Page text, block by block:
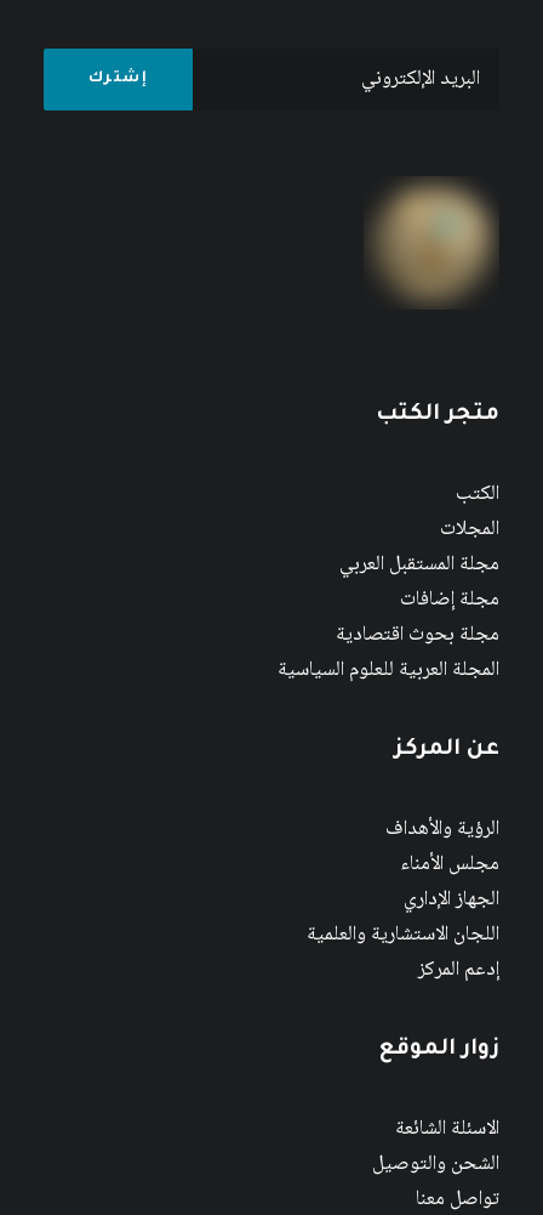
متجر الكتب
الكتب
المجلات
مجلة المستقبل العربي
مجلة إضافات
مجلة بحوث اقتصادية
المجلة العربية للعلوم السياسية
عن المركز
الرؤية والأهداف
مجلس الأمناء
الجهاز الإداري
اللجان الاستشارية والعلمية
إدعم المركز
زوار الموقع
الاسئلة الشائعة
الشحن والتوصيل
تواصل معنا